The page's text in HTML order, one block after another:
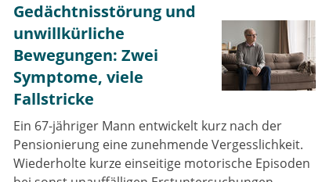
Gedächtnisstörung und
unwillkürliche
Bewegungen: Zwei
Symptome, viele
Fallstricke
Ein 67-jähriger Mann entwickelt kurz nach der
Pensionierung eine zunehmende Vergesslichkeit.
Wiederholte kurze einseitige motorische Episoden